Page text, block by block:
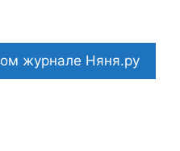
журнале Няня.ру